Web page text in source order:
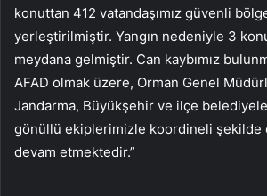
konuttan 412 vatandaşımız güvenli
yerleştirilmiştir. Yangın nedeniyle 3
meydana gelmiştir. Can kaybımız
AFAD olmak üzere, Orman Genel
Jandarma, Büyükşehir ve ilçe
gönüllü ekiplerimizle koordineli şekilde
devam etmektedir.”